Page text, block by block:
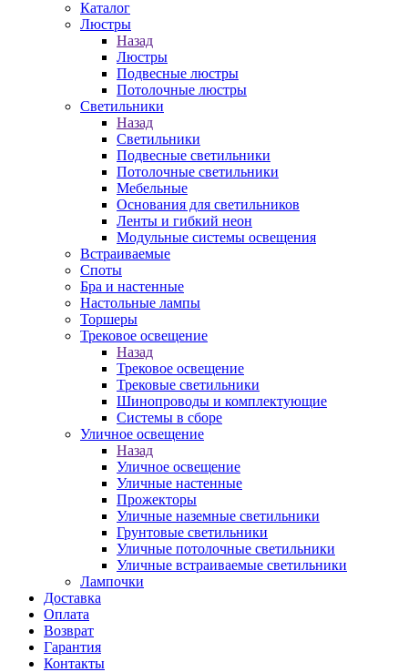
Каталог
Люстры
Назад
Люстры
Подвесные люстры
Потолочные люстры
Светильники
Назад
Светильники
Подвесные светильники
Потолочные светильники
Мебельные
Основания для светильников
Ленты и гибкий неон
Модульные системы освещения
Встраиваемые
Споты
Бра и настенные
Настольные лампы
Торшеры
Трековое освещение
Назад
Трековое освещение
Трековые светильники
Шинопроводы и комплектующие
Системы в сборе
Уличное освещение
Назад
Уличное освещение
Уличные настенные
Прожекторы
Уличные наземные светильники
Грунтовые светильники
Уличные потолочные светильники
Уличные встраиваемые светильники
Лампочки
Доставка
Оплата
Возврат
Гарантия
Контакты